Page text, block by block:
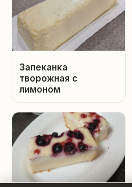
Запеканка
творожная с
лимоном